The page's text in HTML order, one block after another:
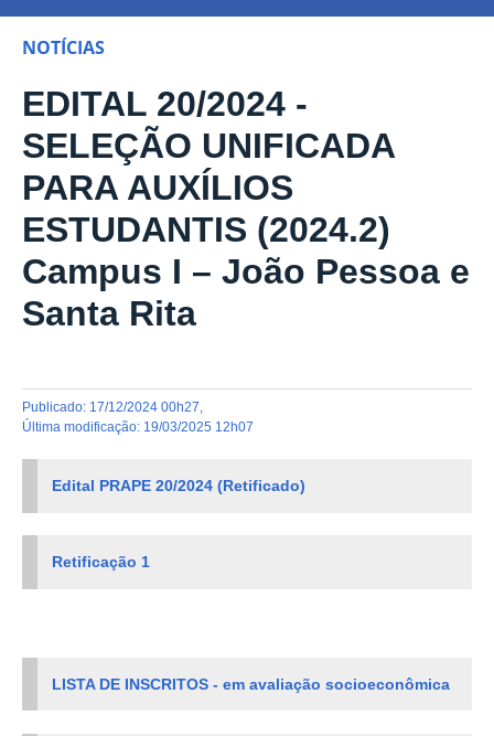
NOTÍCIAS
EDITAL 20/2024 -
SELEÇÃO UNIFICADA
PARA AUXÍLIOS
ESTUDANTIS (2024.2)
Campus I – João Pessoa e
Santa Rita
publicado: 17/12/2024 00h27
última modificação: 19/03/2025 12h07
Edital PRAPE 20/2024 (Retificado)
Retificação 1
LISTA DE INSCRITOS - em avaliação socioeconômica